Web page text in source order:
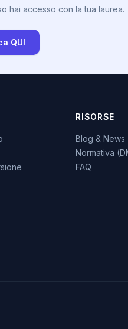
hai accesso con la tua laurea.
QUI
RISORSE
Blog & News
Normativa
FAQ